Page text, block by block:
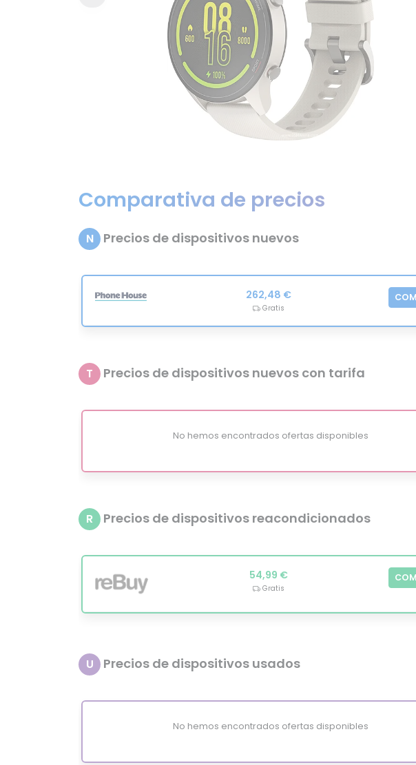
Comparativa de precios
N Precios de dispositivos nuevos
262,48 €
Gratis
T Precios de dispositivos nuevos con tarifa
No hemos encontrados ofertas disponibles
R Precios de dispositivos reacondicionados
54,99 €
Gratis
U Precios de dispositivos usados
No hemos encontrados ofertas disponibles